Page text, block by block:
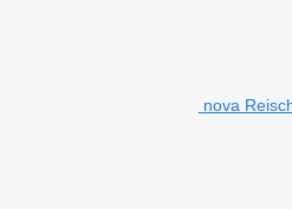
nova